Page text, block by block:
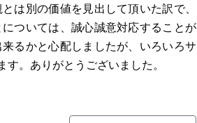
は別の価値を見出して頂いた訳で、
ついては、誠心誠意対応することが
るかと心配しましたが、いろいろサ
。ありがとうございました。